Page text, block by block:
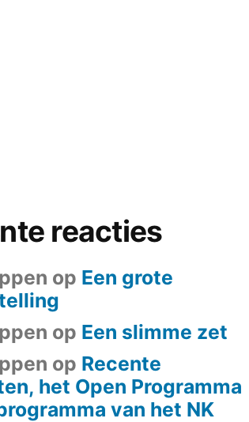
reacties
op Een grote
op Een slimme zet
op Recente
het Open Programma
van het NK